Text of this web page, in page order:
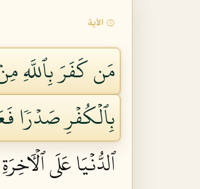
۞ الآية
مَن كَفَرَ بِٱللَّهِ
بِٱلۡكُفۡرِ صَدۡرٗا
ٱلدُّنۡيَا عَلَى